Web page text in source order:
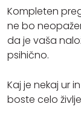
Kompleten
ne bo
da je vaša
psihično.
Kaj je nekaj ur
boste celo